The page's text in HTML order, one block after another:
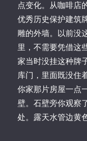
点变化。从咖啡店
优秀历史保护建筑
雕的外墙。以前没
里，不需要凭借这
家当时没挂这种牌
库门，里面既没住
你家那片房屋一点
壁。石壁旁你观察
处。露天水管边黄